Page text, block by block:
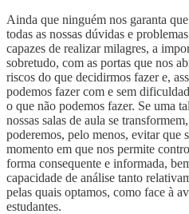
Ainda que ninguém nos garanta
todas as nossas dúvidas e
capazes de realizar milagres, a
sobretudo, com as portas que nos
riscos do que decidirmos fazer e,
podemos fazer com e sem
o que não podemos fazer. Se uma
nossas salas de aula se
poderemos, pelo menos, evitar que
momento em que nos permite
forma consequente e informada,
capacidade de análise tanto
pelas quais optamos, como face à
estudantes.